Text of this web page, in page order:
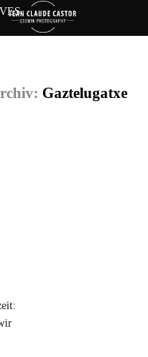
Gaztelugatxe